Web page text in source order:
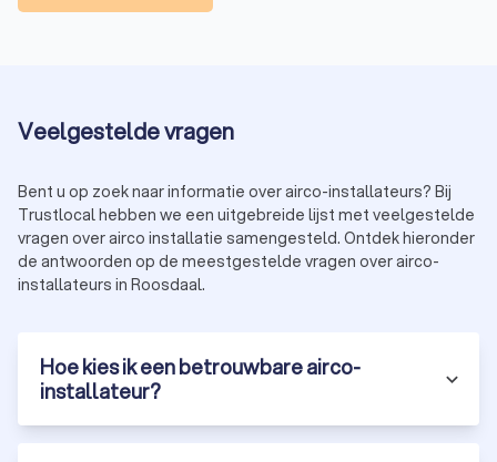
Veelgestelde vragen
Bent u op zoek naar informatie over airco-installateurs? Bij
Trustlocal hebben we een uitgebreide lijst met veelgestelde
vragen over airco installatie samengesteld. Ontdek hieronder
de antwoorden op de meestgestelde vragen over airco-
installateurs in Roosdaal.
Hoe kies ik een betrouwbare airco-
installateur?